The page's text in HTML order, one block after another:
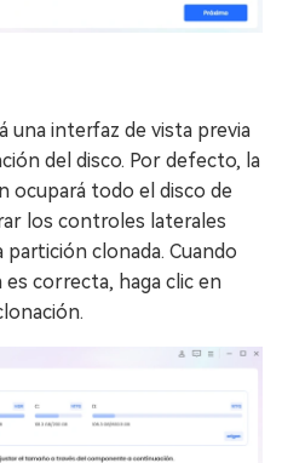
una interfaz de vista previa
del disco. Por defecto, la
ocupará todo el disco de
los controles laterales
clonada. Cuando
correcta, haga clic en